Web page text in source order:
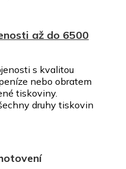
až do 6500
s kvalitou
nebo obratem
tiskoviny.
druhy tiskovin